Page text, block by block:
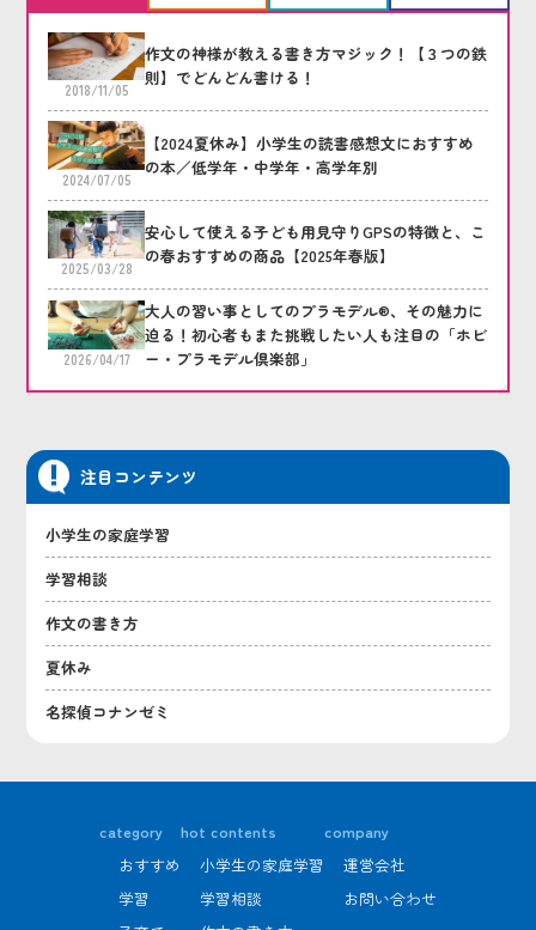
2018/11/05
作文の神様が教える書き方マジック！【３つの鉄
則】でどんどん書ける！
2024/07/05
【2024夏休み】小学生の読書感想文におすすめ
の本／低学年・中学年・高学年別
2025/03/28
安心して使える子ども用見守りGPSの特徴と、こ
の春おすすめの商品【2025年春版】
2026/04/17
大人の習い事としてのプラモデル®、その魅力に
迫る！初心者もまた挑戦したい人も注目の「ホビ
ー・プラモデル倶楽部」
注目コンテンツ
小学生の家庭学習
学習相談
作文の書き方
夏休み
名探偵コナンゼミ
category
おすすめ
学習
hot contents
小学生の家庭学習
学習相談
company
運営会社
お問い合わせ